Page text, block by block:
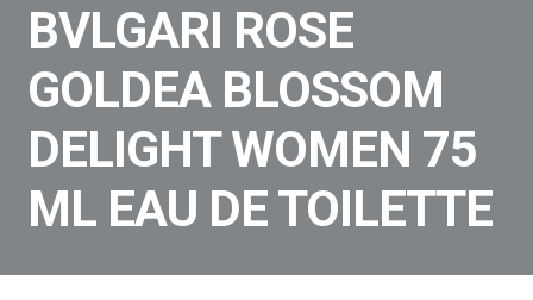
Contacto
BVLGARI ROSE
GOLDEA BLOSSOM
DELIGHT WOMEN 75
ML EAU DE TOILETTE